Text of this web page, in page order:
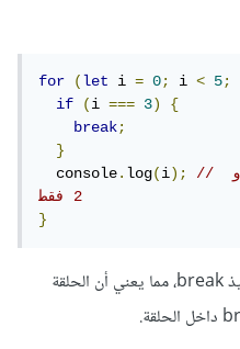
for (let i = 0; i < 5;
if
(i === 3)
{
break;
}
  console
.log(i);
// سيتم طباعة الأرقام 0 و 1 و
2 فقط
}
عندما تصل الحلقة إلى الرقم 3 يتم تنفيذ break، مما يعني أن الحلقة